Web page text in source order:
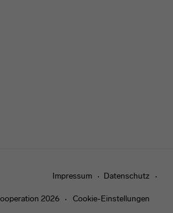
Impressum Datenschutz
2026 Cookie-Einstellungen